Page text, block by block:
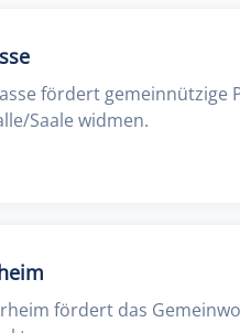
fördert
Saale widmen.
fördert das